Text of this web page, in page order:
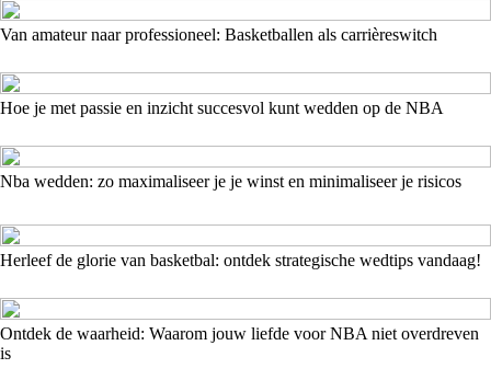
Van amateur naar professioneel: Basketballen als carrièreswitch
Hoe je met passie en inzicht succesvol kunt wedden op de NBA
Nba wedden: zo maximaliseer je je winst en minimaliseer je risicos
Herleef de glorie van basketbal: ontdek strategische wedtips vandaag!
Ontdek de waarheid: Waarom jouw liefde voor NBA niet overdreven
is